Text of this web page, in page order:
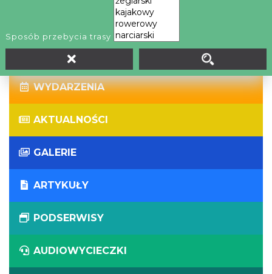
Sposób przebycia trasy
WIRTUALNE WYCIECZKI
PANORAMY
WYDARZENIA
AKTUALNOŚCI
GALERIE
ARTYKUŁY
PODSERWISY
AUDIOWYCIECZKI